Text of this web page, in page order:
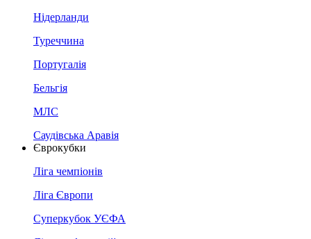
Нідерланди
Туреччина
Португалія
Бельгія
МЛС
Саудівська Аравія
Єврокубки
Ліга чемпіонів
Ліга Європи
Суперкубок УЄФА